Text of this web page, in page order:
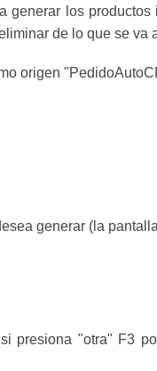
generar los
de lo que se va
origen
generar (la
presiona "otra" F3